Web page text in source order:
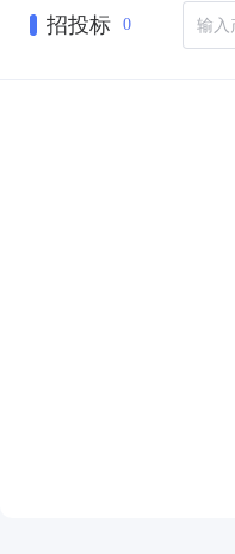
招投标 0